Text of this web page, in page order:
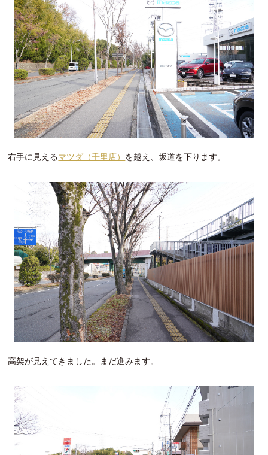
右手に見えるマツダ（千里店） を越え、坂道を下ります。
高架が見えてきました。まだ進みます。